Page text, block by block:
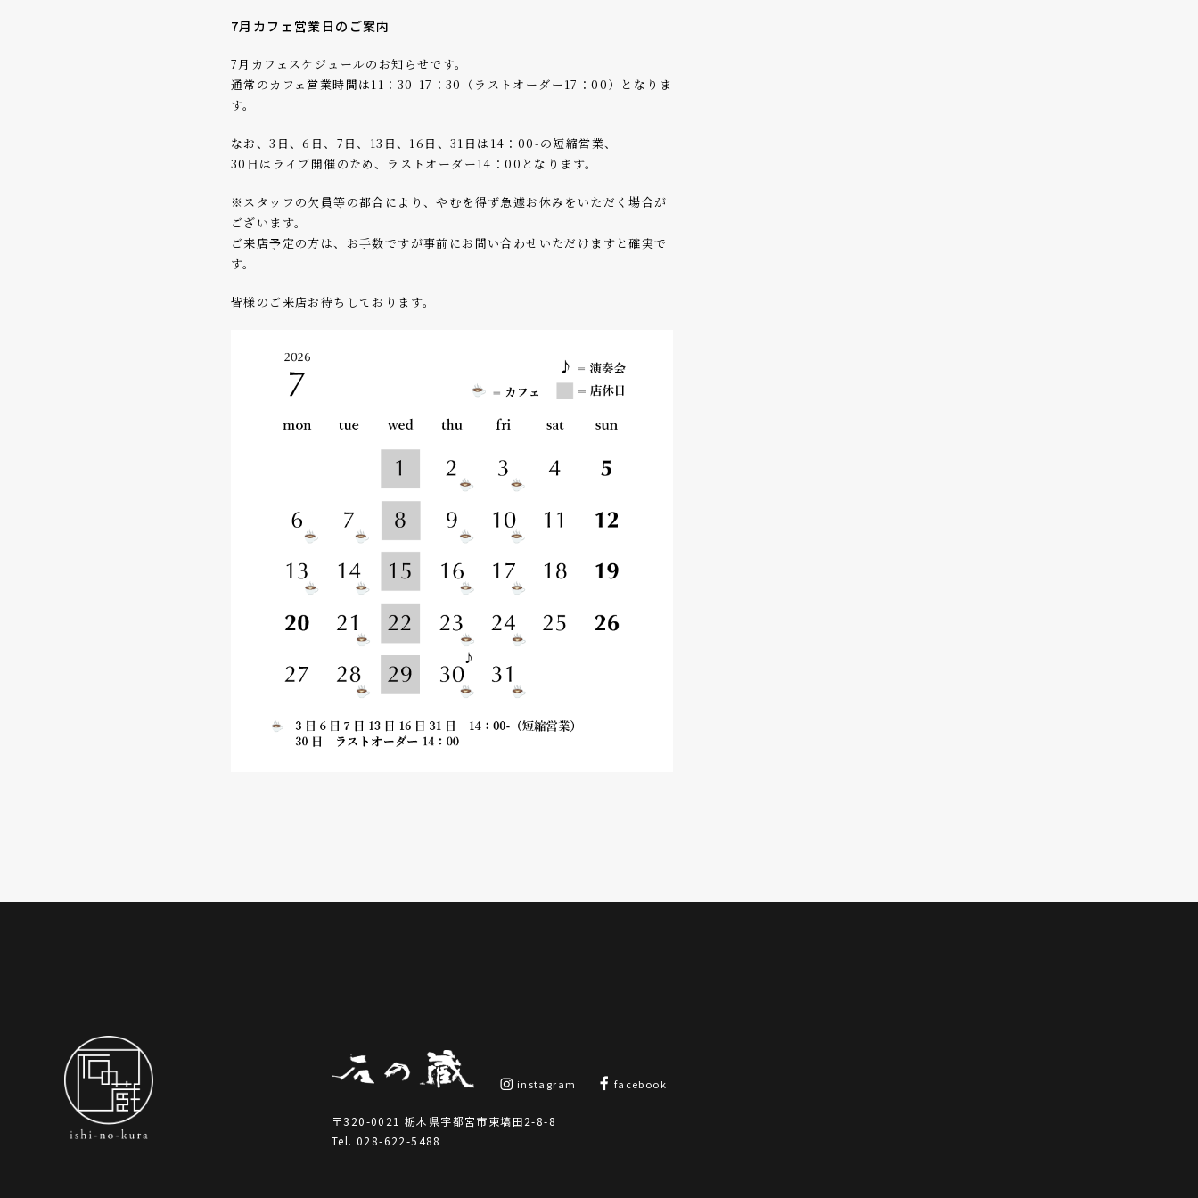
7月カフェ営業日のご案内
7月カフェスケジュールのお知らせです。
通常のカフェ営業時間は11：30-17：30（ラストオーダー17：00）となりま
す。
なお、3日、6日、7日、13日、16日、31日は14：00-の短縮営業、
30日はライブ開催のため、ラストオーダー14：00となります。
※スタッフの欠員等の都合により、やむを得ず急遽お休みをいただく場合が
ございます。
ご来店予定の方は、お手数ですが事前にお問い合わせいただけますと確実で
す。
皆様のご来店お待ちしております。
instagram facebook
〒320-0021 栃木県宇都宮市東塙田2-8-8
Tel. 028-622-5488